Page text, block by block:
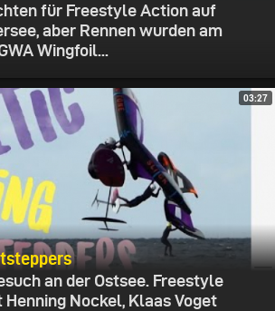
für Freestyle Action auf
aber Rennen wurden am
Wingfoil...
03:27
an der Ostsee. Freestyle
Henning Nockel, Klaas Voget